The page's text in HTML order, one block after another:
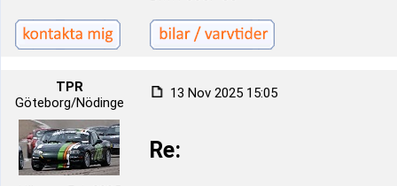
TPR
Göteborg/Nödinge
13 Nov 2025 15:05
Re: